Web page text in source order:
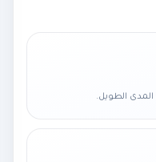
المدى الطويل.